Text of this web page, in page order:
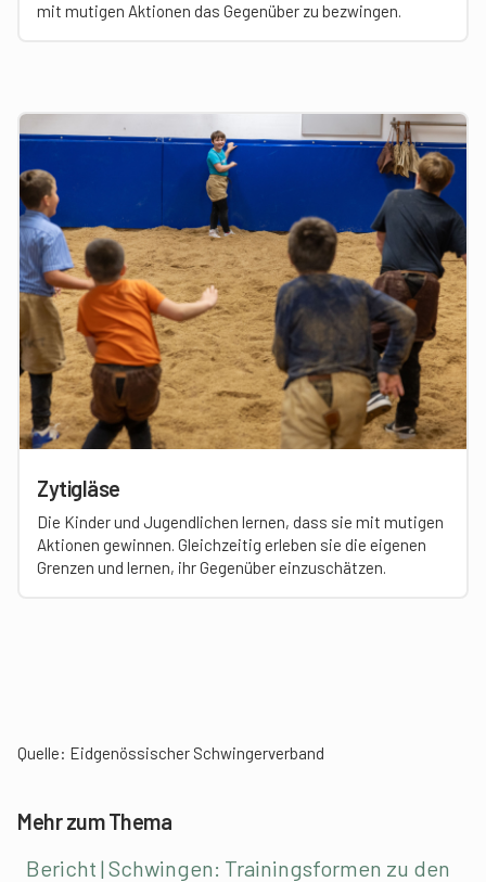
mit mutigen Aktionen das Gegenüber zu bezwingen.
Zytigläse
Die Kinder und Jugendlichen lernen, dass sie mit mutigen
Aktionen gewinnen. Gleichzeitig erleben sie die eigenen
Grenzen und lernen, ihr Gegenüber einzuschätzen.
Quelle: Eidgenössischer Schwingerverband
Mehr zum Thema
Bericht | Schwingen: Trainingsformen zu den